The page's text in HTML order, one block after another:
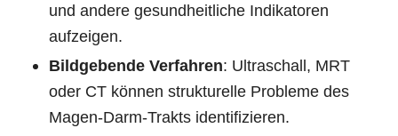
und andere gesundheitliche Indikatoren
aufzeigen.
Bildgebende Verfahren: Ultraschall, MRT
oder CT können strukturelle Probleme des
Magen-Darm-Trakts identifizieren.